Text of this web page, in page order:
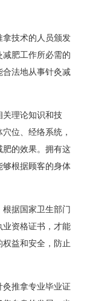
拿技术的人员颁发
肥工作所必需的
合法地从事针灸减
关理论知识和技
位、经络系统，
肥的效果。拥有这
够根据顾客的身体
据国家卫生部门
业资格证书，才能
益和安全，防止
推拿专业毕业证